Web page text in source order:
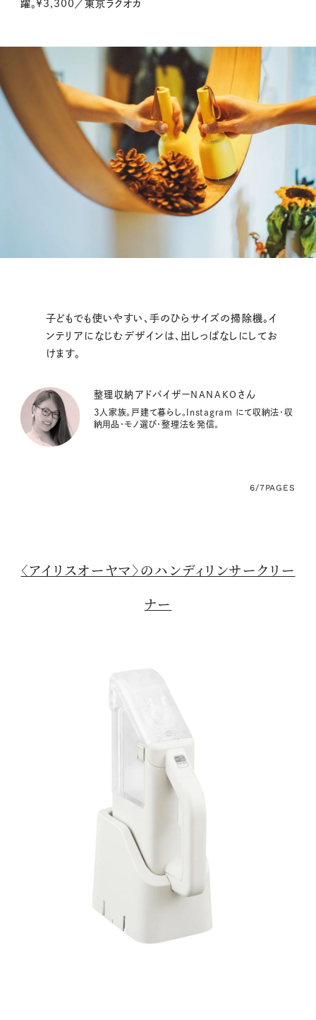
躍。¥3,300／東京ラクオカ
子どもでも使いやすい、手のひらサイズの掃除機。イ
ンテリアになじむデザインは、出しっぱなしにしてお
けます。
整理収納アドバイザーNANAKOさん
3人家族。戸建て暮らし。Instagram にて収納法・収
納用品・モノ選び・整理法を発信。
6/7PAGES
〈アイリスオーヤマ〉のハンディリンサークリー
ナー